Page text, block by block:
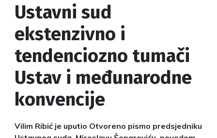
Ustavni sud
ekstenzivno i
tendenciozno tumači
Ustav i međunarodne
konvencije
Vilim Ribić je uputio Otvoreno pismo predsjedniku